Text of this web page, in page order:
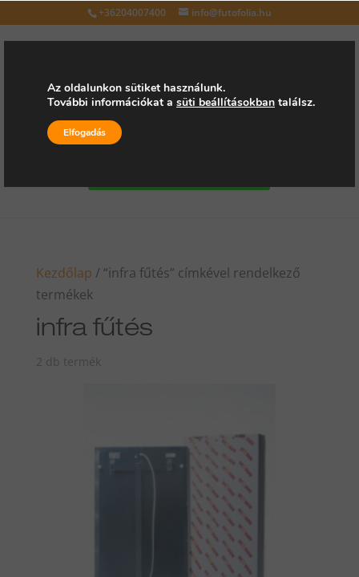
+36204007400 info@futofolia.hu
Válasszon oldalt
Kezdőlap / “infra fűtés” címkével rendelkező
termékek
infra fűtés
2 db termék
Az oldalunkon sütiket használunk.
További információkat a süti beállításokban találsz.
Elfogadás